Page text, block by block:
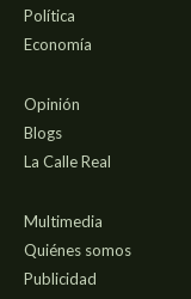
Política
Economía
Opinión
Blogs
La Calle Real
Multimedia
Quiénes somos
Publicidad